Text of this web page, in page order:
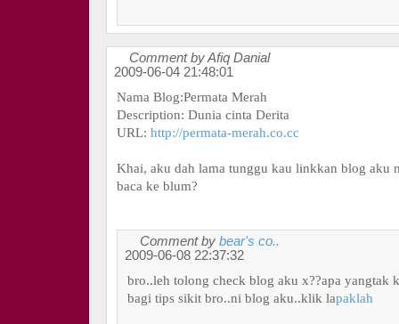
Comment by Afiq Danial
2009-06-04 21:48:01
Nama Blog:Permata Merah
Description: Dunia cinta Derita
URL: http://permata-merah.co.cc
Khai, aku dah lama tunggu kau linkkan blog aku
baca ke blum?
Comment by bear's co..
2009-06-08 22:37:32
bro..leh tolong check blog aku x??apa yangtak
bagi tips sikit bro..ni blog aku..klik lapaklah